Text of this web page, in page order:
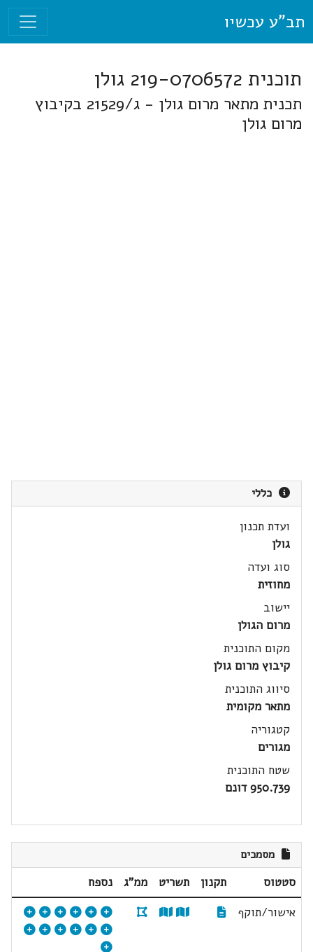
תב"ע עכשיו
תוכנית 219-0706572 גולן
תכנית מתאר מרום גולן - ג/21529 בקיבוץ
מרום גולן
כללי
ועדת תכנון
גולן
סוג ועדה
מחוזית
יישוב
מרום הגולן
מקום התוכנית
קיבוץ מרום גולן
סיווג התוכנית
מתאר מקומית
קטגוריה
מגורים
שטח התוכנית
950.739 דונם
מסמכים
סטטוס תקנון תשריט ממ"ג
נספח
אישור/תוקף